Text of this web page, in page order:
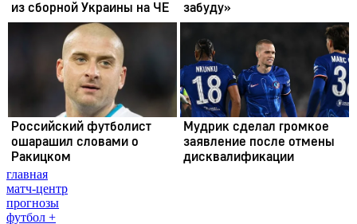
главная
матч-центр
прогнозы
футбол +